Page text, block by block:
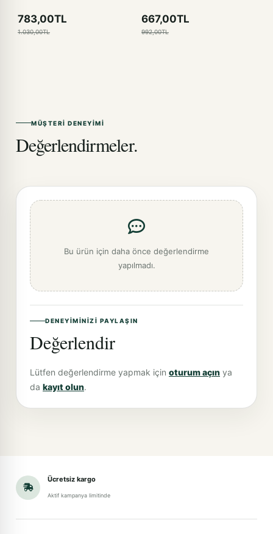
783,00TL
1.030,00TL
667,00TL
992,00TL
MÜŞTERI DENEYIMI
Değerlendirmeler.
Bu ürün için daha önce değerlendirme
yapılmadı.
DENEYIMINIZI PAYLAŞIN
Değerlendir
Lütfen değerlendirme yapmak için oturum açın ya
da kayıt olun.
Ücretsiz kargo
Aktif kampanya limitinde